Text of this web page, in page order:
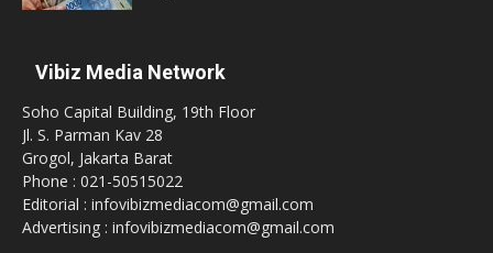
Vibiz Media Network
Soho Capital Building, 19th Floor
Jl. S. Parman Kav 28
Grogol, Jakarta Barat
Phone : 021-50515022
Editorial : infovibizmediacom@gmail.com
Advertising : infovibizmediacom@gmail.com